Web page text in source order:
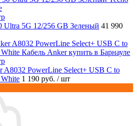
Ultra 5G 12/256 GB Зеленый 41 990
A8032 PowerLine Select+ USB C to
1 190 руб. / шт